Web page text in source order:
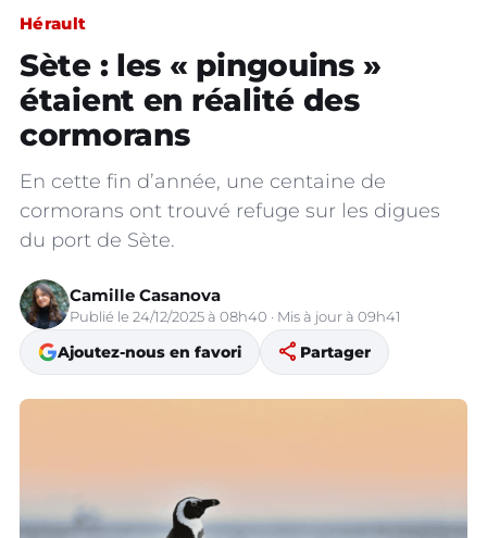
Hérault
Sète : les « pingouins »
étaient en réalité des
cormorans
En cette fin d’année, une centaine de
cormorans ont trouvé refuge sur les digues
du port de Sète.
Camille Casanova
Publié le 24/12/2025 à 08h40 · Mis à jour à 09h41
Ajoutez-nous en favori share Partager